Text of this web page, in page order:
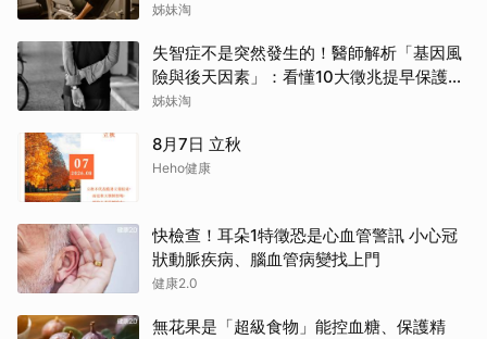
姊妹淘
失智症不是突然發生的！醫師解析「基因風
險與後天因素」：看懂10大徵兆提早保護大
腦
姊妹淘
8月7日 立秋
Heho健康
快檢查！耳朵1特徵恐是心血管警訊 小心冠
狀動脈疾病、腦血管病變找上門
健康2.0
無花果是「超級食物」能控血糖、保護精